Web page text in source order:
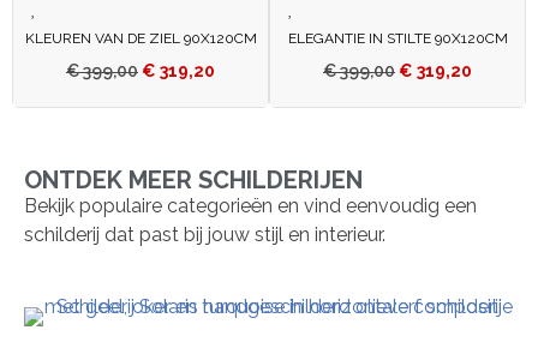
KLEUREN VAN DE ZIEL 90X120CM
€399,00 € 319,20
ELEGANTIE IN STILTE 90X120CM
€399,00 € 319,20
ONTDEK MEER SCHILDERIJEN
Bekijk populaire categorieën en vind eenvoudig een
schilderij dat past bij jouw stijl en interieur.